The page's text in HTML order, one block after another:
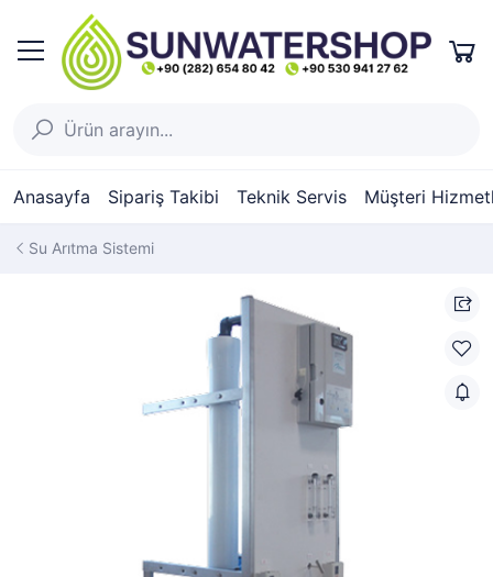
Anasayfa Sipariş Takibi Teknik Servis Müşteri
Su Arıtma Sistemi